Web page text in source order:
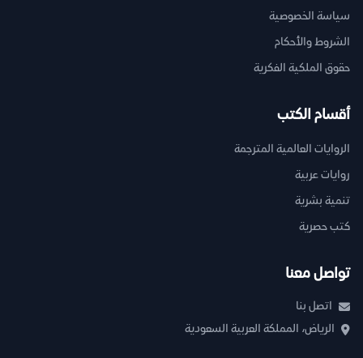
سياسة الخصوصية
الشروط والأحكام
حقوق الملكية الفكرية
أقسام الكتب
الروايات العالمية المترجمة
روايات عربية
تنمية بشرية
كتب حصرية
تواصل معنا
اتصل بنا
الرياض، المملكة العربية السعودية